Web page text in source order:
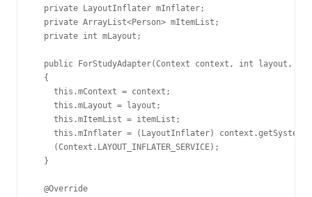
  private LayoutInflater mInflater;
  private ArrayList<Person> mItemList;
  private int mLayout;
public ForStudyAdapter(Context context, int layout,
  {
    this.mContext = context;
    this.mLayout = layout;
    this.mItemList = itemList;
this.mInflater = (LayoutInflater)
    (Context.LAYOUT_INFLATER_SERVICE);
  }
  @Override